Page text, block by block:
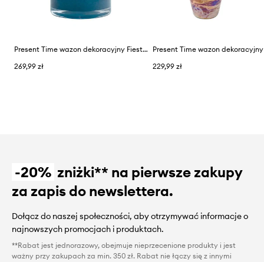
Present Time wazon dekoracyjny Fiesta
269,99 zł
229,99 zł
-20% zniżki** na pierwsze zakupy
za zapis do newslettera.
Dołącz do naszej społeczności, aby otrzymywać informacje o
najnowszych promocjach i produktach.
**Rabat jest jednorazowy, obejmuje nieprzecenione produkty i jest
ważny przy zakupach za min. 350 zł. Rabat nie łączy się z innymi